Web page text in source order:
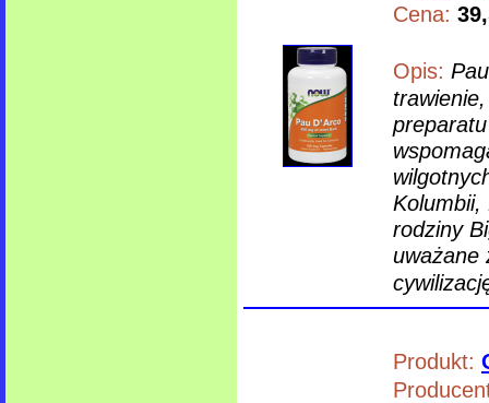
Cena:
Opis:
Kolumbii,
rodziny
uważane
Produkt: